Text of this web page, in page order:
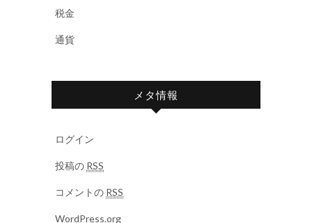
税金
通貨
メタ情報
ログイン
投稿の RSS
コメントの RSS
WordPress.org